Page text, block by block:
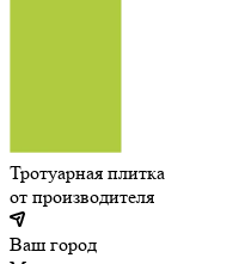
Тротуарная плитка
от производителя
Ваш город